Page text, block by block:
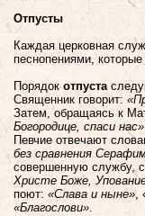
Отпусты
Каждая церковная
песнопениями,
Порядокотпуста
Священник говорит:
Затем, обращаясь к
Богородице, спаси нас»
Певчие отвечают
без сравнения
совершенную службу,
Христе Боже,
поют: «Слава и ныне»,
«Благослови».